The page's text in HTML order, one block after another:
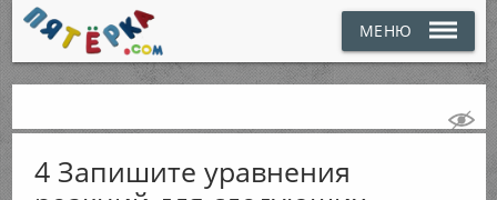
МЕНЮ
4 Запишите уравнения